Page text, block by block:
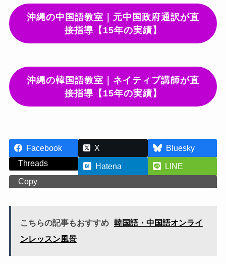
沖縄の中国語教室｜元中国政府通訳が直
接指導【15年の実績】
沖縄の韓国語教室｜ネイティブ講師が直
接指導【15年の実績】
Facebook X
Bluesky
Threads
Hatena
LINE
Copy
こちらの記事もおすすめ 韓国語・中国語オンライ
ンレッスン風景